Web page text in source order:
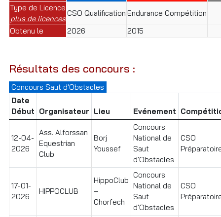
Type de Licence
plus de licences
CSO Qualification Endurance Compétition
Obtenu le
2026 2015
Résultats des concours :
Concours Saut d'Obstacles
Date
Début Organisateur Lieu Evénement
12-04-
2026
Ass. Alforssan
Equestrian
Club
Borj
Youssef
Concours
National de
Saut
d'Obstacles
CSO
17-01-
2026
HIPPOCLUB
HippoClub
–
Chorfech
Concours
National de
Saut
d'Obstacles
CSO